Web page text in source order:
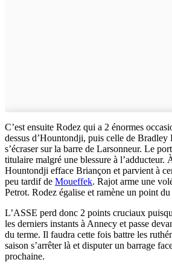
C’est ensuite Rodez qui a 2 énormes
dessus d’Hountondji, puis celle de
s’écraser sur la barre de Larsonneur. Le
titulaire malgré une blessure à l’adducteur.
Hountondji efface Briançon et parvient à
peu tardif de Moueffek. Rajot arme une
Petrot. Rodez égalise et ramène un point
L’ASSE perd donc 2 points cruciaux
les derniers instants à Annecy et passe
du terme. Il faudra cette fois battre les
saison s’arrêter là et disputer un barrage
prochaine.